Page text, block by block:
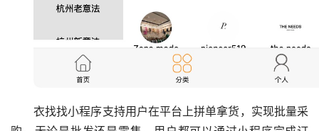
衣找找小程序支持用户在平台上拼单拿货，实现批量采